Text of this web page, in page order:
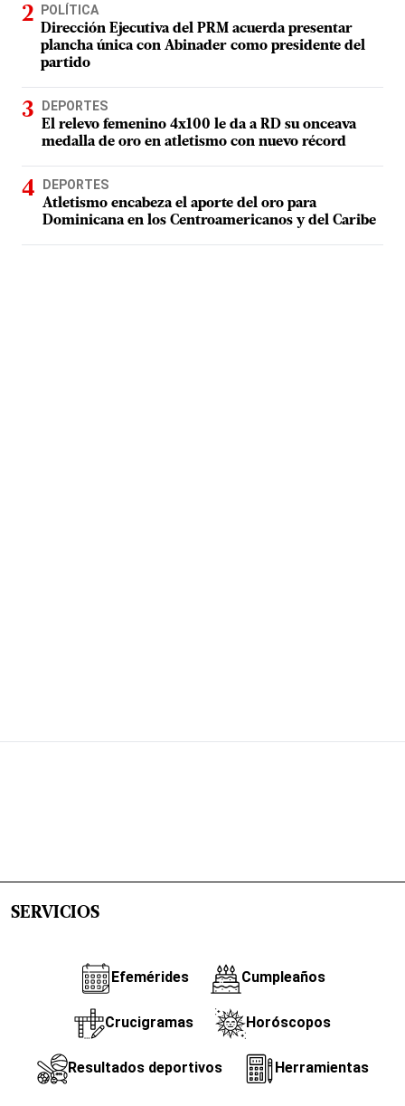
POLÍTICA
Dirección Ejecutiva del PRM acuerda presentar
plancha única con Abinader como presidente del
partido
DEPORTES
El relevo femenino 4x100 le da a RD su onceava
medalla de oro en atletismo con nuevo récord
DEPORTES
Atletismo encabeza el aporte del oro para
Dominicana en los Centroamericanos y del Caribe
SERVICIOS
Efemérides Cumpleaños
Crucigramas Horóscopos
Resultados deportivos Herramientas